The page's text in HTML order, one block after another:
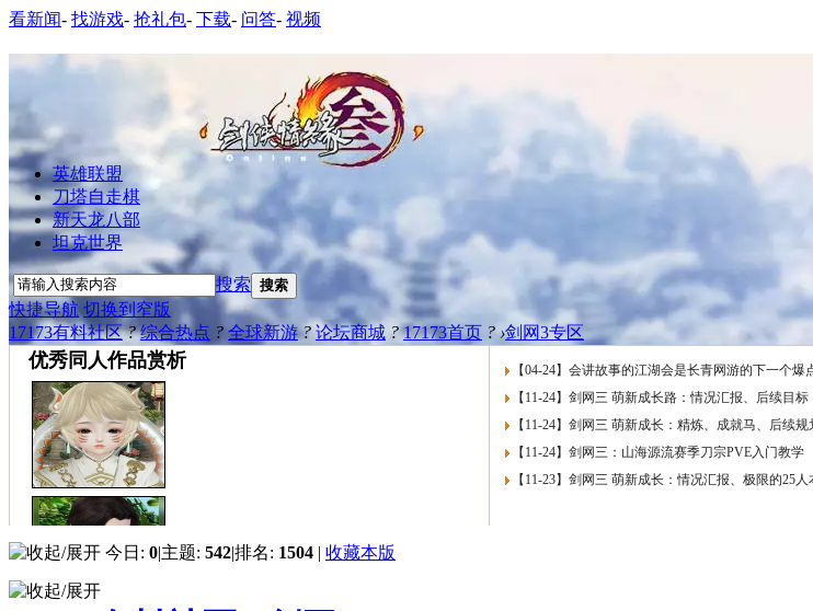
看新闻- 找游戏- 抢礼包- 下载- 问答- 视频
英雄联盟
刀塔自走棋
新天龙八部
坦克世界
搜索 搜索
快捷导航 切换到窄版
17173有料社区 ? 综合热点 ? 全球新游 ? 论坛商城 ? 17173首页 ? ›剑网3专区
今日: 0|主题: 542|排名: 1504 | 收藏本版